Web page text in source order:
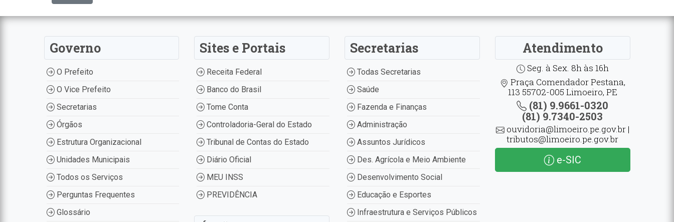
Governo
O Prefeito
O Vice Prefeito
Secretarias
Órgãos
Estrutura Organizacional
Unidades Municipais
Todos os Serviços
Perguntas Frequentes
Glossário
Sites e Portais
Receita Federal
Banco do Brasil
Tome Conta
Controladoria-Geral do Estado
Tribunal de Contas do Estado
Diário Oficial
MEU INSS
PREVIDÊNCIA
Secretarias
Todas Secretarias
Saúde
Fazenda e Finanças
Administração
Assuntos Jurídicos
Des. Agrícola e Meio Ambiente
Desenvolvimento Social
Educação e Esportes
Infraestrutura e Serviços Públicos
Atendimento
Seg. à Sex. 8h às 16h
Praça Comendador Pestana,
113 55702-005 Limoeiro, PE
(81) 9.9661-0320
(81) 9.7340-2503
ouvidoria@limoeiro.pe.gov.br |
tributos@limoeiro.pe.gov.br
e-SIC